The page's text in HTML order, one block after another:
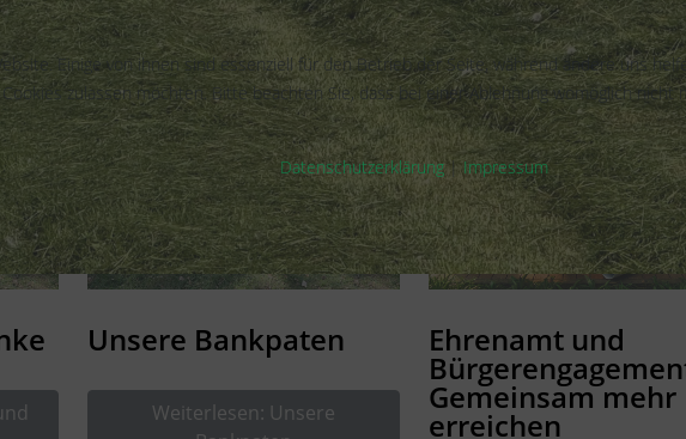
Unsere Bankpaten
Weiterlesen: Unsere
Ehrenamt und
Gemeinsam mehr
erreichen
Einige von ihnen sind essenziell für den Betrieb der Seite, während andere uns
zulassen möchten. Bitte beachten Sie, dass bei einer Ablehnung womöglich
Datenschutzerklärung| Impressum